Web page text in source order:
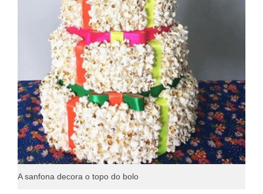
A sanfona decora o topo do bolo